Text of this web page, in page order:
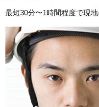
でお伺いしました。
2026/06/30
岐阜県各務原市那加の
ルでお伺いしました。
スタッフの修理報告や
最短30分〜1時間程度で現地